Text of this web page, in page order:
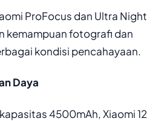
ProFocus dan Ultra Night
kemampuan fotografi dan
kondisi pencahayaan.
Daya
4500mAh, Xiaomi 12